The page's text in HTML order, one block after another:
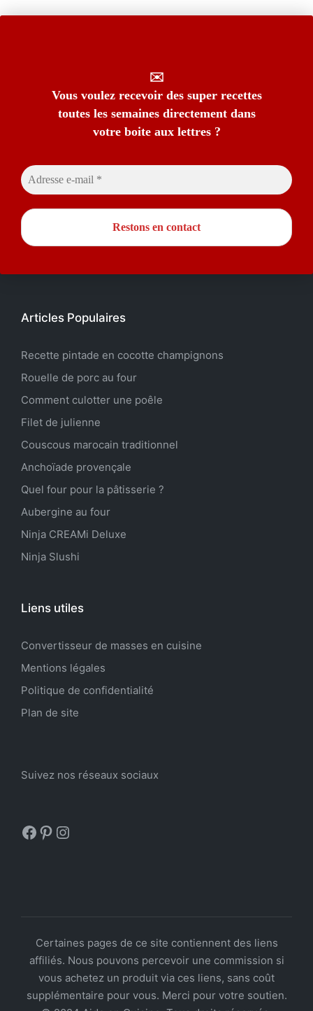
✉️
Vous voulez recevoir des super recettes
toutes les semaines directement dans
votre boite aux lettres ?
Articles Populaires
Recette pintade en cocotte champignons
Rouelle de porc au four
Comment culotter une poêle
Filet de julienne
Couscous marocain traditionnel
Anchoïade provençale
Quel four pour la pâtisserie ?
Aubergine au four
Ninja CREAMi Deluxe
Ninja Slushi
Liens utiles
Convertisseur de masses en cuisine
Mentions légales
Politique de confidentialité
Plan de site
Suivez nos réseaux sociaux
Facebook
Pinterest
Instagram
Certaines pages de ce site contiennent des liens
affiliés. Nous pouvons percevoir une commission si
vous achetez un produit via ces liens, sans coût
supplémentaire pour vous. Merci pour votre soutien.